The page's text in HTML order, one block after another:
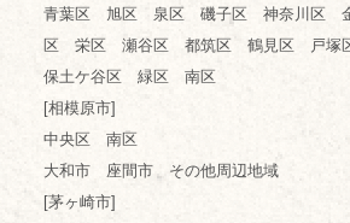
青葉区 旭区 泉区 磯子区 神奈川区
区 栄区 瀬谷区 都筑区 鶴見区 戸塚
保土ケ谷区 緑区 南区
[相模原市]
中央区 南区
大和市 座間市 その他周辺地域
[茅ヶ崎市]